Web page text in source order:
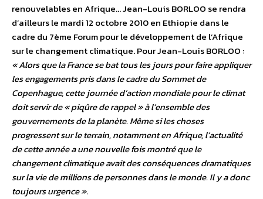
renouvelables en Afrique… Jean-Louis BORLOO se rendra
d’ailleurs le mardi 12 octobre 2010 en Ethiopie dans le
cadre du 7ème Forum pour le développement de l’Afrique
sur le changement climatique. Pour Jean-Louis BORLOO :
« Alors que la France se bat tous les jours pour faire appliquer
les engagements pris dans le cadre du Sommet de
Copenhague, cette journée d’action mondiale pour le climat
doit servir de « piqûre de rappel » à l’ensemble des
gouvernements de la planète. Même si les choses
progressent sur le terrain, notamment en Afrique, l’actualité
de cette année a une nouvelle fois montré que le
changement climatique avait des conséquences dramatiques
sur la vie de millions de personnes dans le monde. Il y a donc
toujours urgence ».